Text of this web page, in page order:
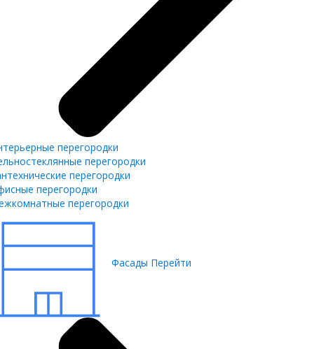
перегородки
перегородки
перегородки
перегородки
перегородки
Фасады Перейти